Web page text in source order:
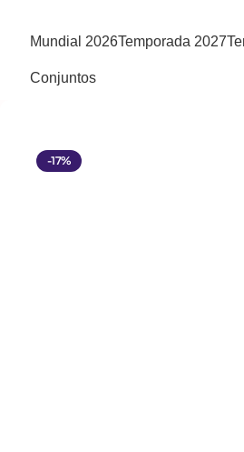
Mundial 2026Temporada 2027
Conjuntos
-17%